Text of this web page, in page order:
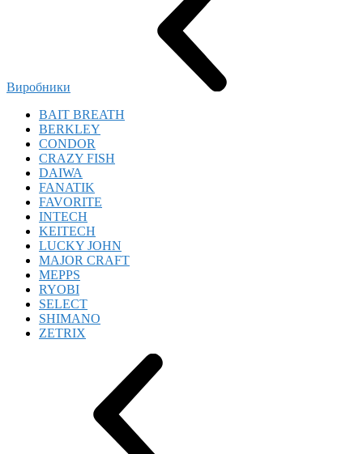
Виробники
BAIT BREATH
BERKLEY
CONDOR
CRAZY FISH
DAIWA
FANATIK
FAVORITE
INTECH
KEITECH
LUCKY JOHN
MAJOR CRAFT
MEPPS
RYOBI
SELECT
SHIMANO
ZETRIX